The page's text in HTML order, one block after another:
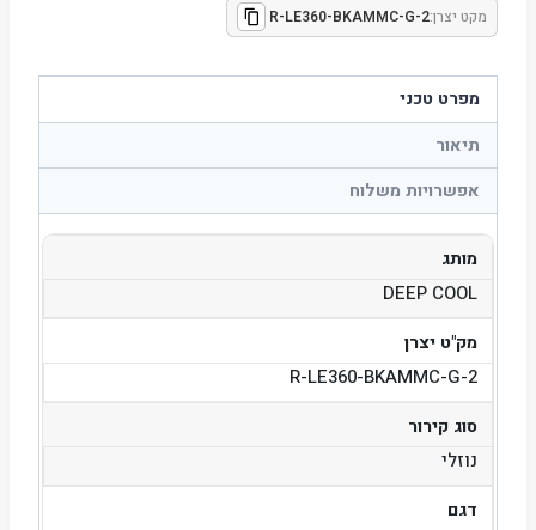
מקט יצרן:R-LE360-BKAMMC-G-2
מפרט טכני
תיאור
אפשרויות משלוח
מותג
DEEP COOL
מק"ט יצרן
R-LE360-BKAMMC-G-2
סוג קירור
נוזלי
דגם